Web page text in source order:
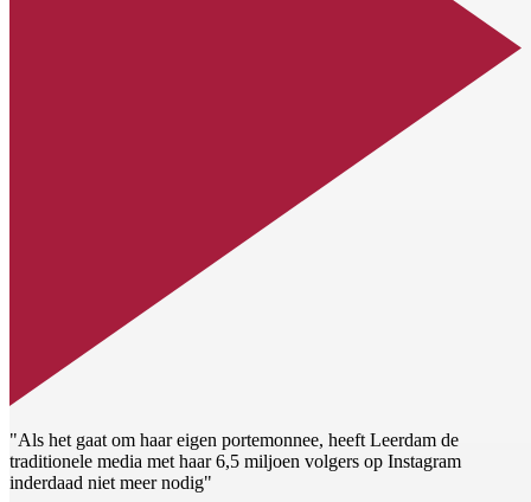
"Als het gaat om haar eigen portemonnee, heeft Leerdam de
traditionele media met haar 6,5 miljoen volgers op Instagram
inderdaad niet meer nodig"